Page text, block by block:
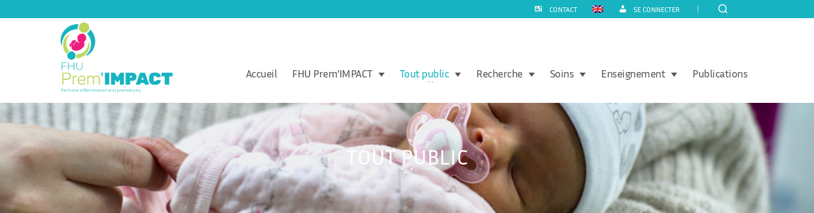
CONTACT SE CONNECTER
Accueil FHU Prem’IMPACT Tout public Recherche Soins Enseignement Publications
TOUT PUBLIC